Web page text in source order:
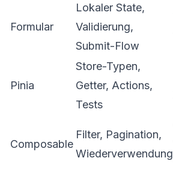
Formular
Lokaler State,
Validierung,
Submit-Flow
Pinia
Store-Typen,
Getter, Actions,
Tests
Composable
Filter, Pagination,
Wiederverwendung